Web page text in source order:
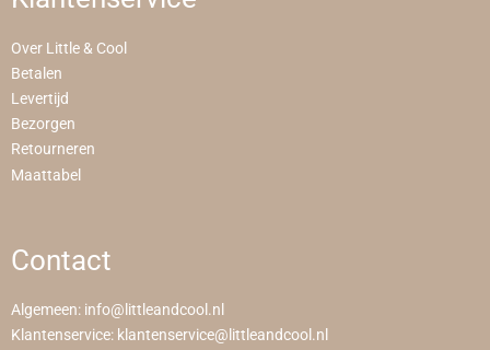
Over Little & Cool
Betalen
Levertijd
Bezorgen
Retourneren
Maattabel
Contact
Algemeen: info@littleandcool.nl
Klantenservice: klantenservice@littleandcool.nl